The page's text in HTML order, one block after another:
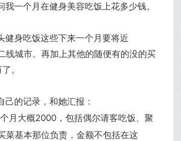
我一个月在健身美容吃饭上花多少钱。
健身吃饭这些下来一个月要将近
线城市。再加上其他的随便有的没的买
。
己的记录，和她汇报：
月大概2000，包括偶尔请客吃饭、聚
菜基本那位负责，金额不包括在这